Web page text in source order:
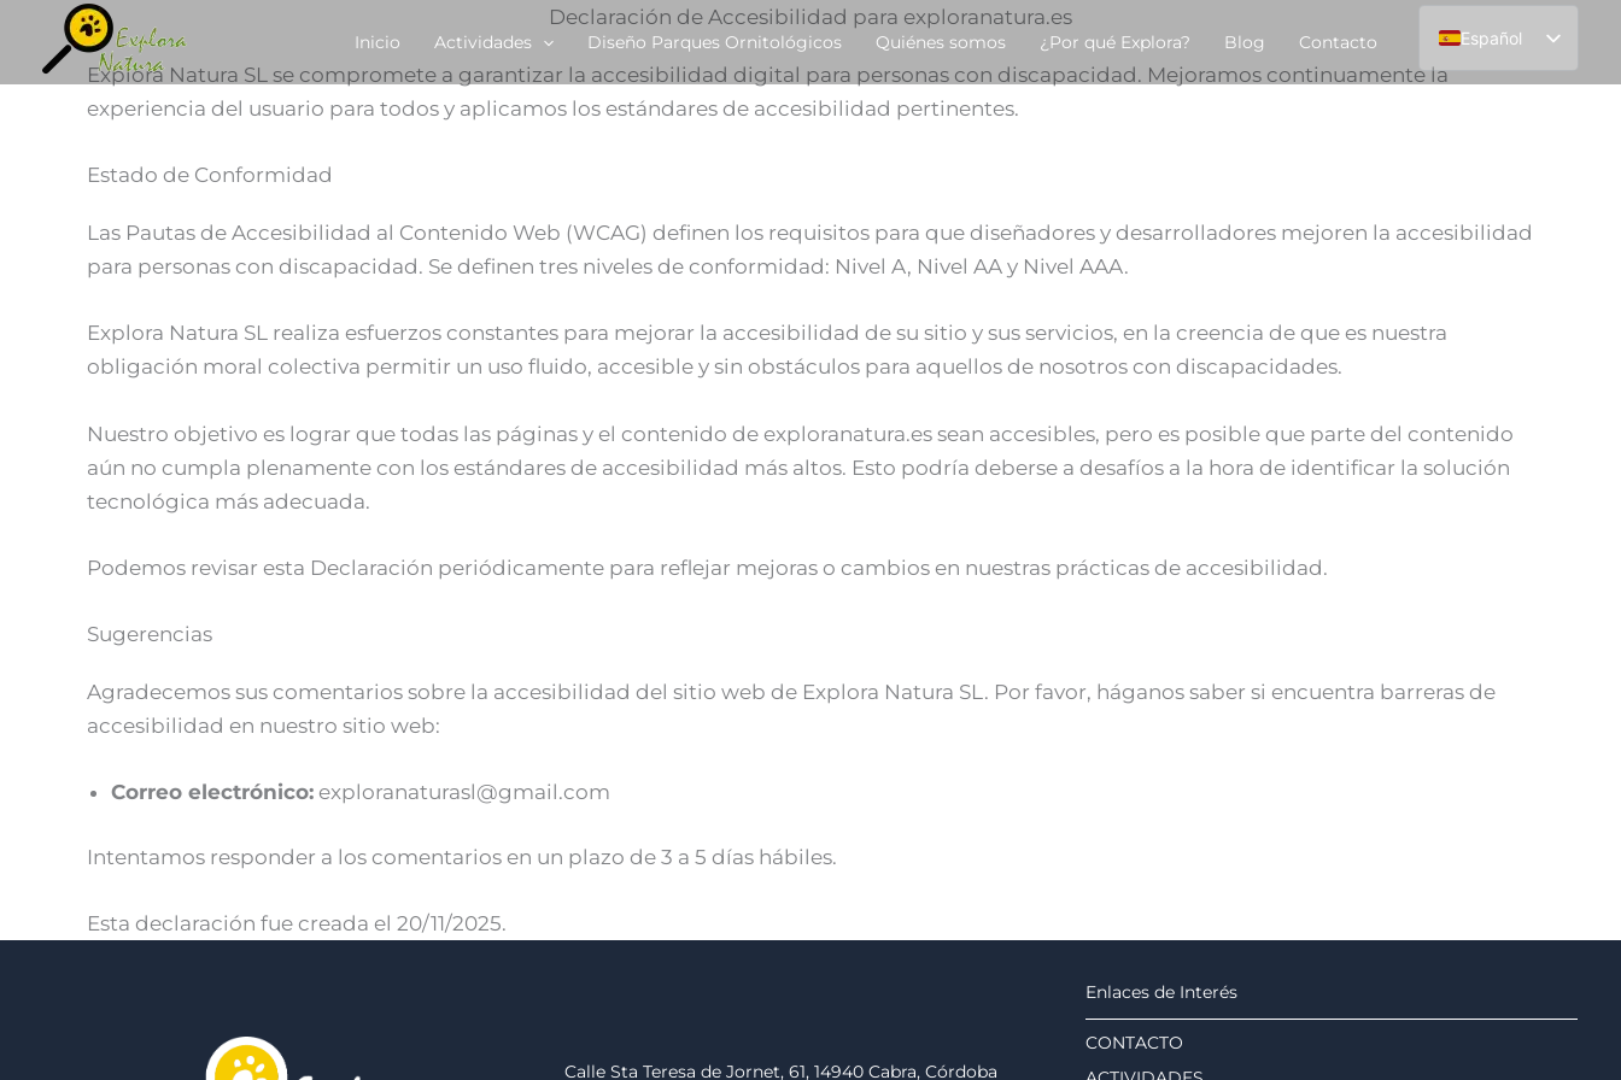
contenido
contenido
Inicio Actividades Diseño Parques Ornitológicos Quiénes somos ¿Por qué Explora? Blog Contacto
Español
Declaración de Accesibilidad para exploranatura.es
Explora Natura SL se compromete a garantizar la accesibilidad digital para personas con discapacidad. Mejoramos continuamente la
experiencia del usuario para todos y aplicamos los estándares de accesibilidad pertinentes.
Estado de Conformidad
Las Pautas de Accesibilidad al Contenido Web (WCAG) definen los requisitos para que diseñadores y desarrolladores mejoren la accesibilidad
para personas con discapacidad. Se definen tres niveles de conformidad: Nivel A, Nivel AA y Nivel AAA.
Explora Natura SL realiza esfuerzos constantes para mejorar la accesibilidad de su sitio y sus servicios, en la creencia de que es nuestra
obligación moral colectiva permitir un uso fluido, accesible y sin obstáculos para aquellos de nosotros con discapacidades.
Nuestro objetivo es lograr que todas las páginas y el contenido de exploranatura.es sean accesibles, pero es posible que parte del contenido
aún no cumpla plenamente con los estándares de accesibilidad más altos. Esto podría deberse a desafíos a la hora de identificar la solución
tecnológica más adecuada.
Podemos revisar esta Declaración periódicamente para reflejar mejoras o cambios en nuestras prácticas de accesibilidad.
Sugerencias
Agradecemos sus comentarios sobre la accesibilidad del sitio web de Explora Natura SL. Por favor, háganos saber si encuentra barreras de
accesibilidad en nuestro sitio web:
Correo electrónico: exploranaturasl@gmail.com
Intentamos responder a los comentarios en un plazo de 3 a 5 días hábiles.
Esta declaración fue creada el 20/11/2025.
Calle Sta Teresa de Jornet, 61, 14940 Cabra, Córdoba
Enlaces de Interés
CONTACTO